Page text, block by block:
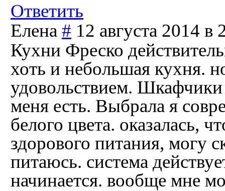
Ответить
Елена # 12 августа 2014 в
Кухни Фреско
хоть и небольшая кухня.
удовольствием. Шкафчики
меня есть. Выбрала я
белого цвета. оказалась,
здорового питания, могу
питаюсь. система
начинается. вообще мне